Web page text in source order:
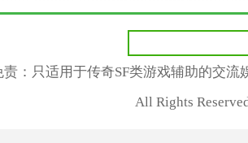
责：只适用于传奇SF类游戏辅助的交
All Rights